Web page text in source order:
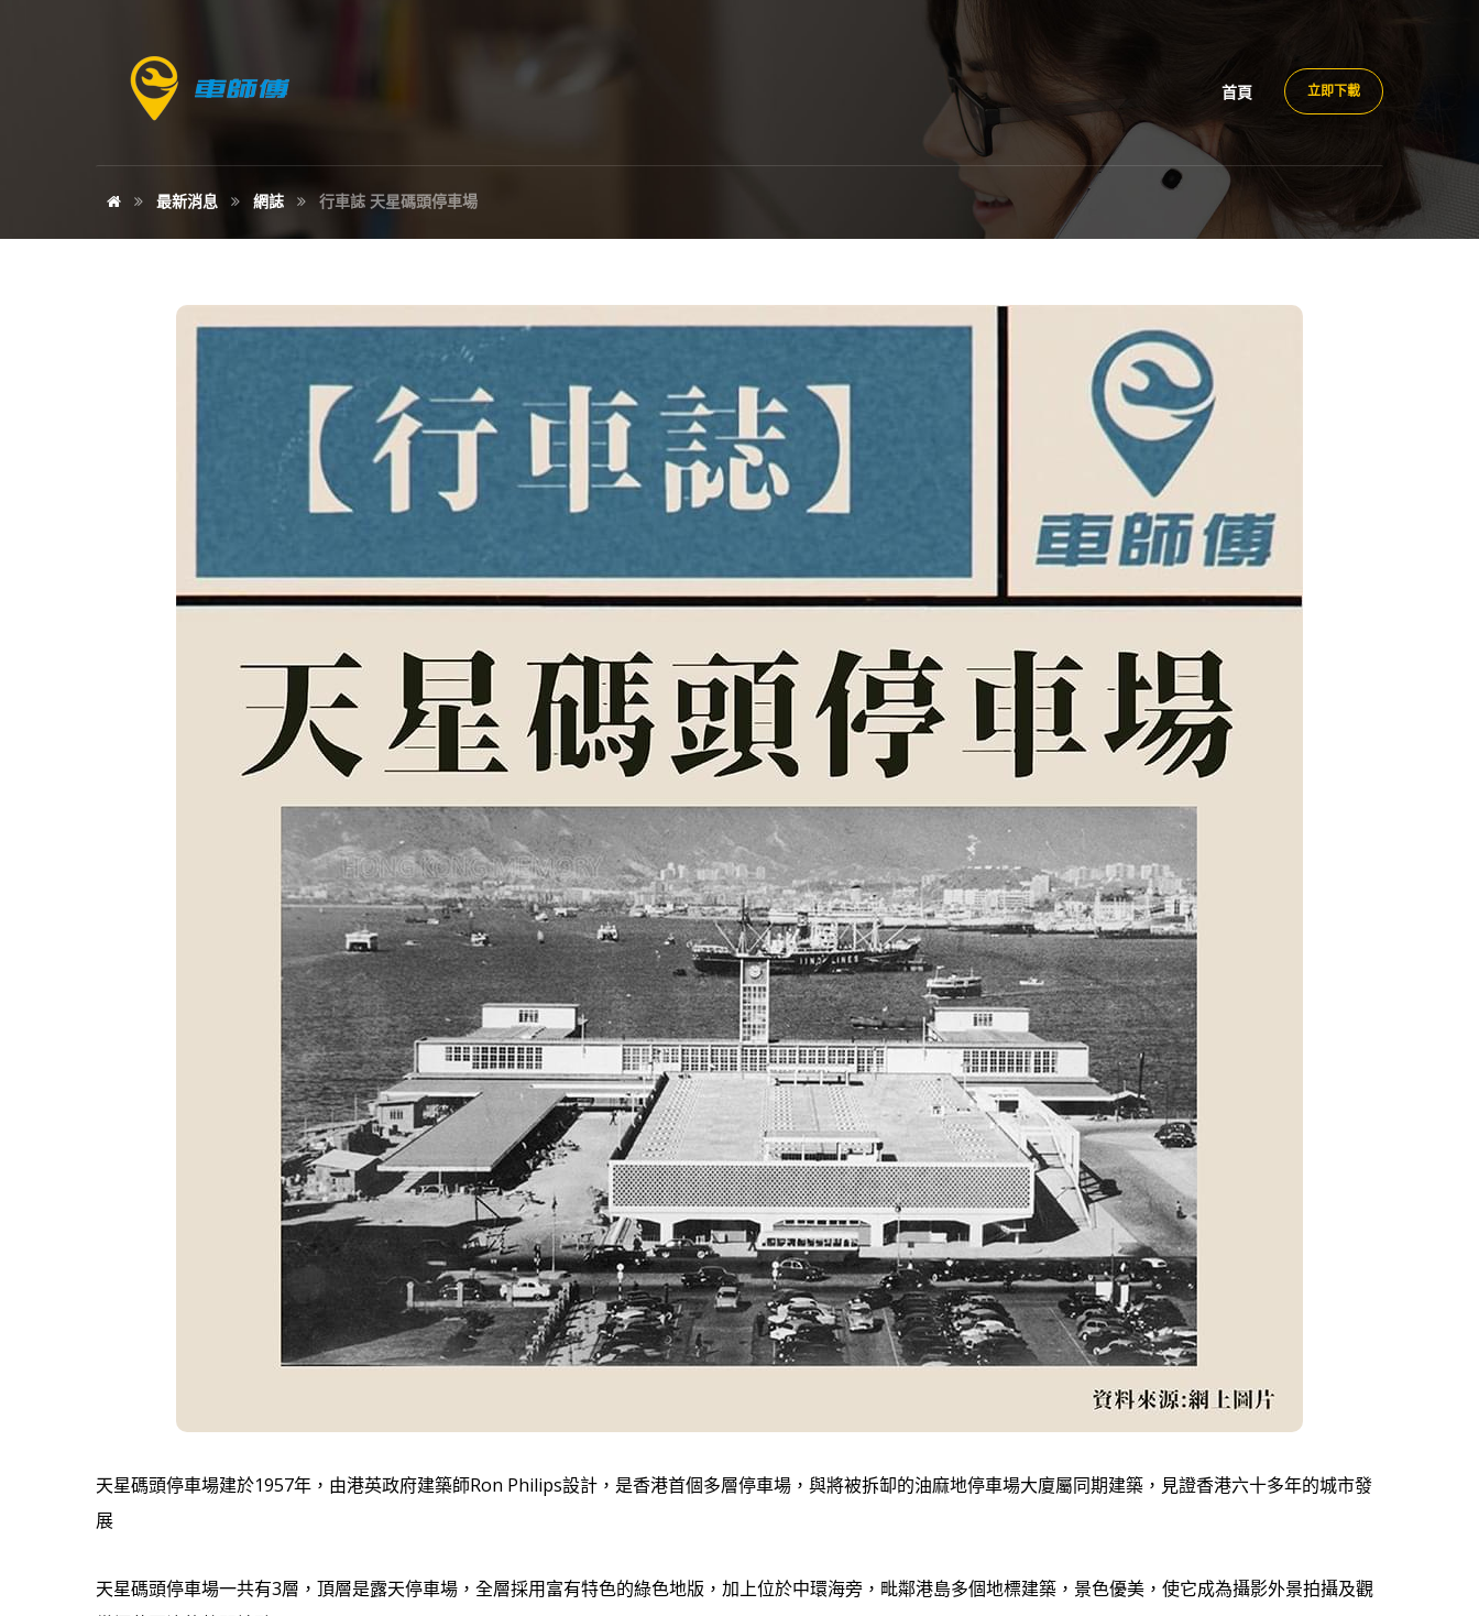
立即下載
首頁
最新消息 網誌 行車誌 天星碼頭停車場
天星碼頭停車場建於1957年，由港英政府建築師Ron Philips設計，是香港首個多層停車場，與將被拆缷的油麻地停車場大廈屬同期建築，見證香港六十多年的城市發
展
天星碼頭停車場一共有3層，頂層是露天停車場，全層採用富有特色的綠色地版，加上位於中環海旁，毗鄰港島多個地標建築，景色優美，使它成為攝影外景拍攝及觀